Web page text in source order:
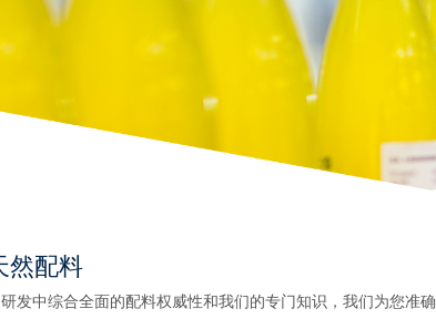
然配料
发中综合全面的配料权威性和我们的专门知识，我们为您